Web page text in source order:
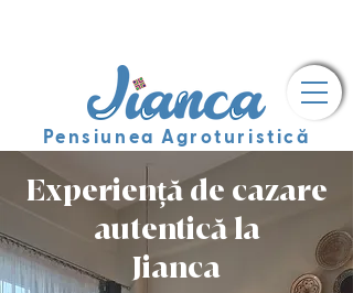
Pensiunea Agroturistică
Experiență de cazare
autentică la
Jianca